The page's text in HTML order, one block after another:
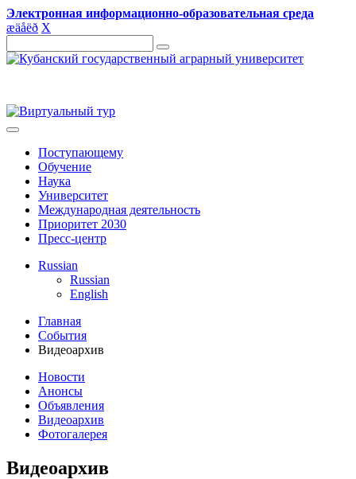
Электронная информационно-образовательная среда
æäåëð X
Поступающему
Обучение
Наука
Университет
Международная деятельность
Приоритет 2030
Пресс-центр
Russian
Russian
English
Главная
События
Видеоархив
Новости
Анонсы
Объявления
Видеоархив
Фотогалерея
Видеоархив